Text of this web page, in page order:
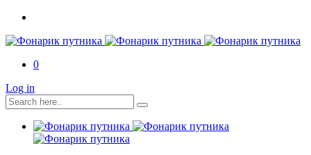
0
Log in